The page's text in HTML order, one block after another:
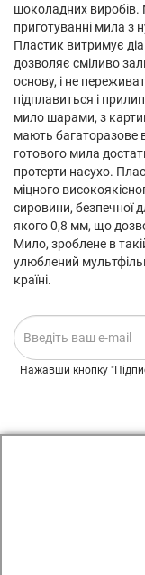
шоколадних
приготуванні мила з
Пластик витримує
дозволяє сміливо
основу, і не
підплавиться і
мило шарами, з
мають багаторазове
готового мила
протерти насухо.
міцного
сировини, безпечної
якого 0,8 мм, що
Мило, зроблене в
улюблений
країні.
Нажавши кнопку